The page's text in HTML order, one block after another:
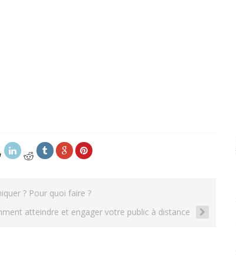
? Pour quoi faire ?
atteindre et engager votre public à distance